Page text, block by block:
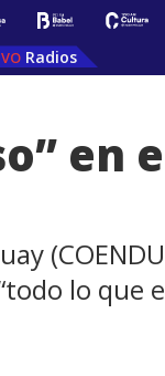
Radios
en
lo que